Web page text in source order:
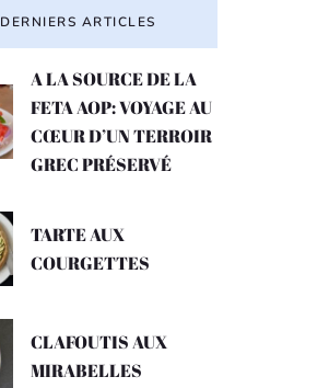
DERNIERS ARTICLES
A LA SOURCE DE LA
FETA AOP: VOYAGE AU
CŒUR D’UN TERROIR
GREC PRÉSERVÉ
TARTE AUX
COURGETTES
CLAFOUTIS AUX
MIRABELLES